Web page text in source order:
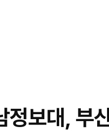
정보대, 부